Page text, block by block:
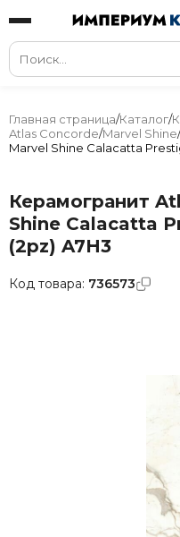
Главная страница/Каталог/
Atlas Concorde/Marvel Shine/
Marvel Shine Calacatta
Керамогранит
Shine Calacatta
(2pz) A7H3
Код товара: 736573